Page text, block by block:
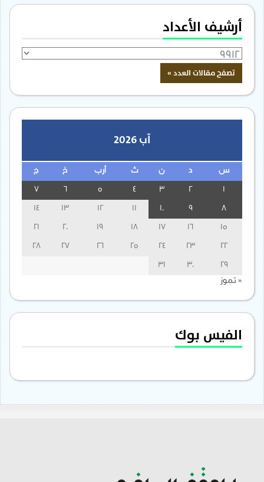
أرشيف الأعداد
آب 2026
س ن ث أرب خ ج
3
13
14
15
16
17
18
19
20
21
22
23
24
25
26
27
28
29
30
31
« تموز
الفيس بوك